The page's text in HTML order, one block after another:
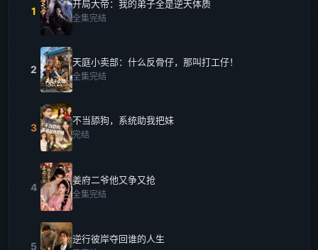
1
开局大帝：我的弟子全是逆天体质
全集完结
2
天庭小卖部：什么反骨仔，那叫打工仔！
全集完结
3
不当舔狗，系统助我把妹
完结
4
姜府二爷他又争又抢
全集完结
5
逆行彼岸夺回谁的人生